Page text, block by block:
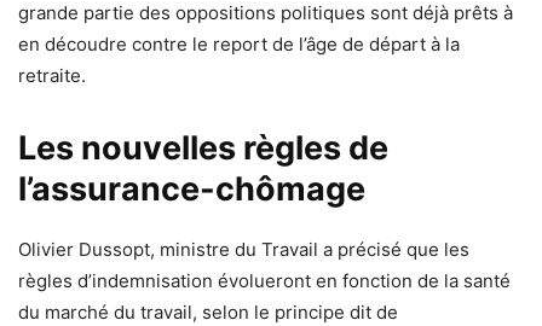
grande partie des oppositions politiques sont déjà prêts à
en découdre contre le report de l’âge de départ à la
retraite.
Les nouvelles règles de
l’assurance-chômage
Olivier Dussopt, ministre du Travail a précisé que les
règles d’indemnisation évolueront en fonction de la santé
du marché du travail, selon le principe dit de